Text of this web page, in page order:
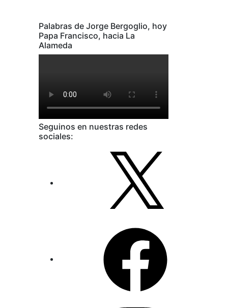
Palabras de Jorge Bergoglio, hoy
Papa Francisco, hacia La
Alameda
Seguinos en nuestras redes
sociales: